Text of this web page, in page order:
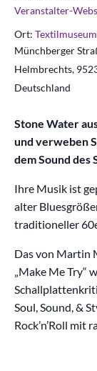
Ort: Textilmuseum
Münchberger
Helmbrechts,
Deutschland
Veranstalter-
Stone Water
und verweben
dem Sound des
Ihre Musik ist
alter
traditioneller
Das von Martin
„Make Me Try“
Soul, Sound, &
Rock’n’Roll mit